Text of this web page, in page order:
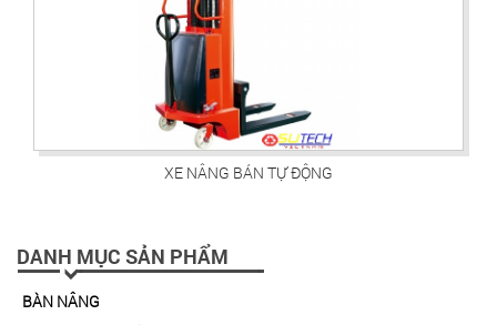
XE NÂNG BÁN TỰ ĐỘNG
DANH MỤC SẢN PHẨM
BÀN NÂNG